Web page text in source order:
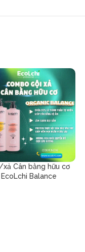
xả Cân bằng hữu cơ
EcoLchi Balance